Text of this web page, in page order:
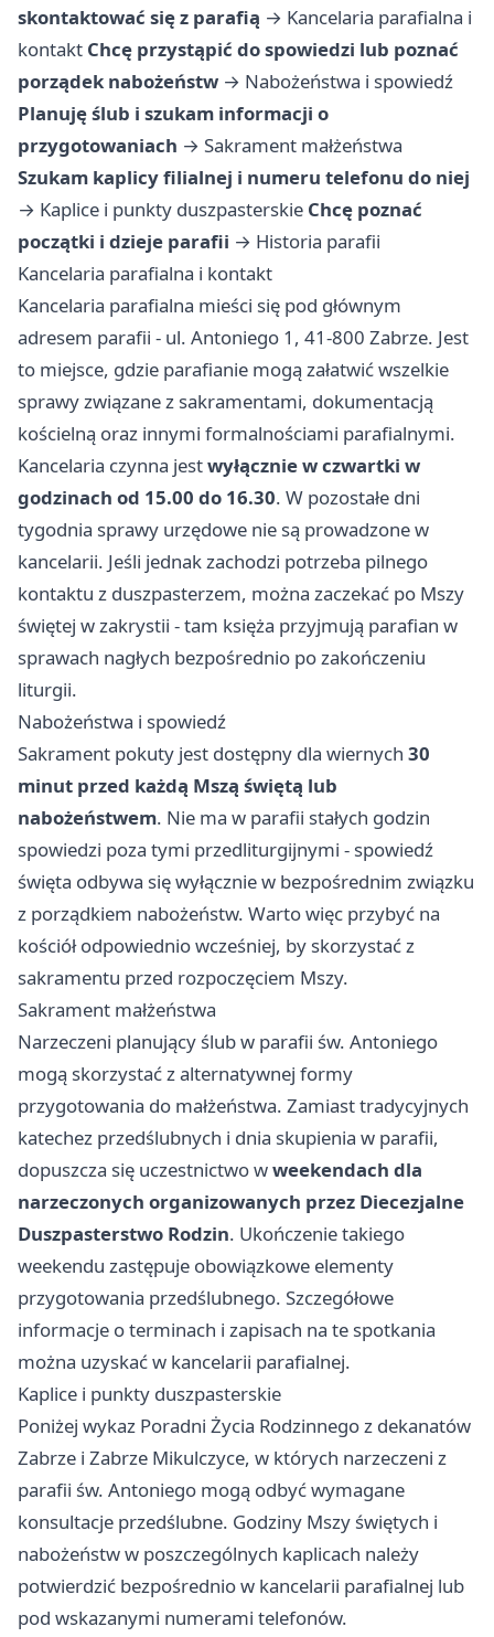
skontaktować się z parafią → Kancelaria parafialna i
kontakt Chcę przystąpić do spowiedzi lub poznać
porządek nabożeństw → Nabożeństwa i spowiedź
Planuję ślub i szukam informacji o
przygotowaniach → Sakrament małżeństwa
Szukam kaplicy filialnej i numeru telefonu do niej
→ Kaplice i punkty duszpasterskie Chcę poznać
początki i dzieje parafii → Historia parafii
Kancelaria parafialna i kontakt
Kancelaria parafialna mieści się pod głównym
adresem parafii - ul. Antoniego 1, 41-800 Zabrze. Jest
to miejsce, gdzie parafianie mogą załatwić wszelkie
sprawy związane z sakramentami, dokumentacją
kościelną oraz innymi formalnościami parafialnymi.
Kancelaria czynna jestwyłącznie w czwartki w
godzinach od 15.00 do 16.30. W pozostałe dni
tygodnia sprawy urzędowe nie są prowadzone w
kancelarii. Jeśli jednak zachodzi potrzeba pilnego
kontaktu z duszpasterzem, można zaczekać po Mszy
świętej w zakrystii - tam księża przyjmują parafian w
sprawach nagłych bezpośrednio po zakończeniu
liturgii.
Nabożeństwa i spowiedź
Sakrament pokuty jest dostępny dla wiernych 30
minut przed każdą Mszą świętą lub
nabożeństwem. Nie ma w parafii stałych godzin
spowiedzi poza tymi przedliturgijnymi - spowiedź
święta odbywa się wyłącznie w bezpośrednim związku
z porządkiem nabożeństw. Warto więc przybyć na
kościół odpowiednio wcześniej, by skorzystać z
sakramentu przed rozpoczęciem Mszy.
Sakrament małżeństwa
Narzeczeni planujący ślub w parafii św. Antoniego
mogą skorzystać z alternatywnej formy
przygotowania do małżeństwa. Zamiast tradycyjnych
katechez przedślubnych i dnia skupienia w parafii,
dopuszcza się uczestnictwo wweekendach dla
narzeczonych organizowanych przez Diecezjalne
Duszpasterstwo Rodzin. Ukończenie takiego
weekendu zastępuje obowiązkowe elementy
przygotowania przedślubnego. Szczegółowe
informacje o terminach i zapisach na te spotkania
można uzyskać w kancelarii parafialnej.
Kaplice i punkty duszpasterskie
Poniżej wykaz Poradni Życia Rodzinnego z dekanatów
Zabrze i Zabrze Mikulczyce, w których narzeczeni z
parafii św. Antoniego mogą odbyć wymagane
konsultacje przedślubne. Godziny Mszy świętych i
nabożeństw w poszczególnych kaplicach należy
potwierdzić bezpośrednio w kancelarii parafialnej lub
pod wskazanymi numerami telefonów.